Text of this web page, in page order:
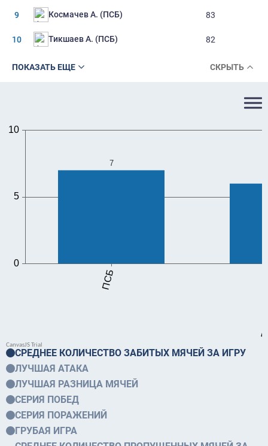
9 Космачев А. (ПСБ) 83
10 Тикшаев А. (ПСБ) 82
ПОКАЗАТЬ ЕЩЕ СКРЫТЬ
СРЕДНЕЕ КОЛИЧЕСТВО ЗАБИТЫХ МЯЧЕЙ ЗА ИГРУ
ЛУЧШАЯ АТАКА
ЛУЧШАЯ РАЗНИЦА МЯЧЕЙ
СЕРИЯ ПОБЕД
СЕРИЯ ПОРАЖЕНИЙ
ГРУБАЯ ИГРА